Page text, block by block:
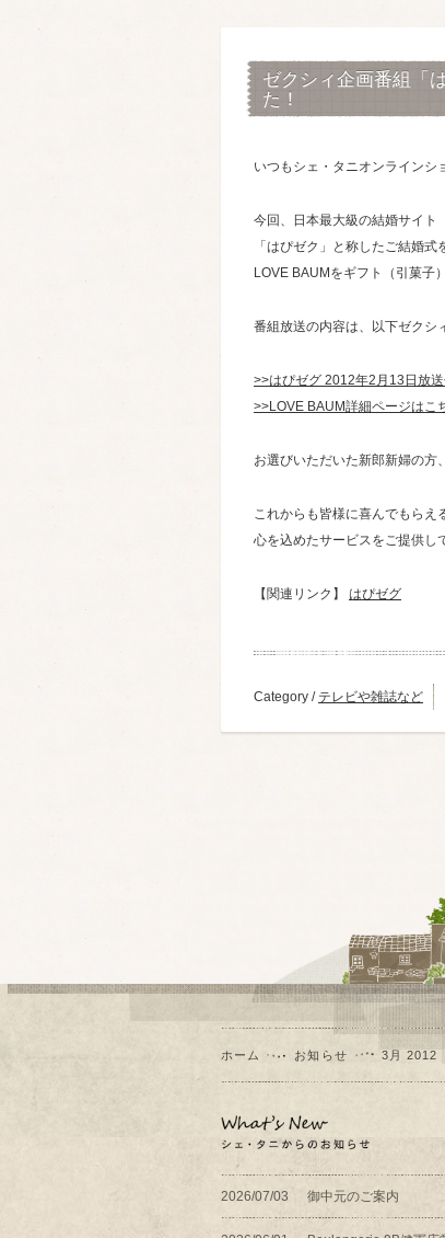
ゼクシィ企画番組「
た！
いつもシェ・タニオンラインシ
今回、日本最大級の結婚サイト
「はぴゼク」と称したご結婚
LOVE BAUMをギフト（引菓子
番組放送の内容は、以下ゼクシ
>>はぴゼグ 2012年2月13日放
>>LOVE BAUM詳細ページはこ
お選びいただいた新郎新婦の方
これからも皆様に喜んでもらえ
心を込めたサービスをご提供し
【関連リンク】 はぴゼグ
Category / テレビや雑誌など
ホーム お知らせ 3月 2012
2026/07/03 御中元のご案内